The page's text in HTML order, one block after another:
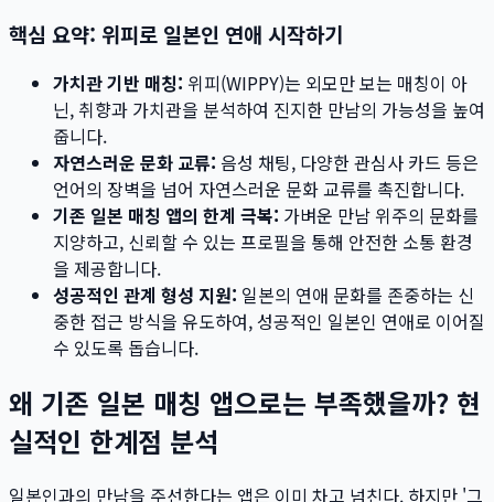
핵심 요약: 위피로 일본인 연애 시작하기
가치관 기반 매칭: 위피(WIPPY)는 외모만 보는 매칭이 아
닌, 취향과 가치관을 분석하여 진지한 만남의 가능성을 높여
줍니다.
자연스러운 문화 교류: 음성 채팅, 다양한 관심사 카드 등은
언어의 장벽을 넘어 자연스러운 문화 교류를 촉진합니다.
기존 일본 매칭 앱의 한계 극복: 가벼운 만남 위주의 문화를
지양하고, 신뢰할 수 있는 프로필을 통해 안전한 소통 환경
을 제공합니다.
성공적인 관계 형성 지원: 일본의 연애 문화를 존중하는 신
중한 접근 방식을 유도하여, 성공적인 일본인 연애로 이어질
수 있도록 돕습니다.
왜 기존 일본 매칭 앱으로는 부족했을까? 현
실적인 한계점 분석
일본인과의 만남을 주선한다는 앱은 이미 차고 넘친다. 하지만 '그